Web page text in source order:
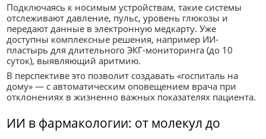
Подключаясь к носимым устройствам, такие системы
отслеживают давление, пульс, уровень глюкозы и
передают данные в электронную медкарту. Уже
доступны комплексные решения, например ИИ-
пластырь для длительного ЭКГ-мониторинга (до 10
суток), выявляющий аритмию.
В перспективе это позволит создавать «госпиталь на
дому» — с автоматическим оповещением врача при
отклонениях в жизненно важных показателях пациента.
ИИ в фармакологии: от молекул до